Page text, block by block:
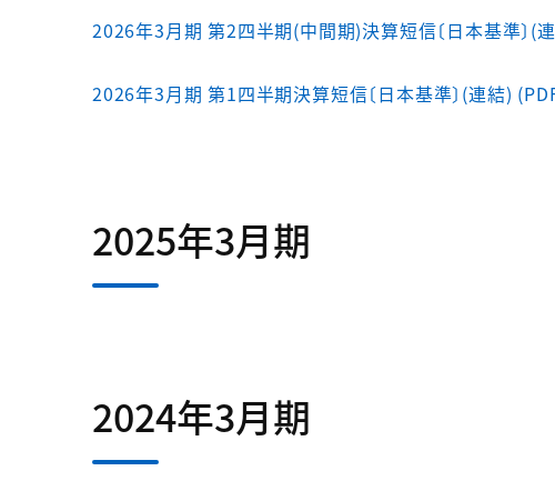
2026年3月期 第2四半期(中間期)決算短信〔日本基準〕(
2026年3月期 第1四半期決算短信〔日本基準〕(連結)
2025年3月期
2024年3月期